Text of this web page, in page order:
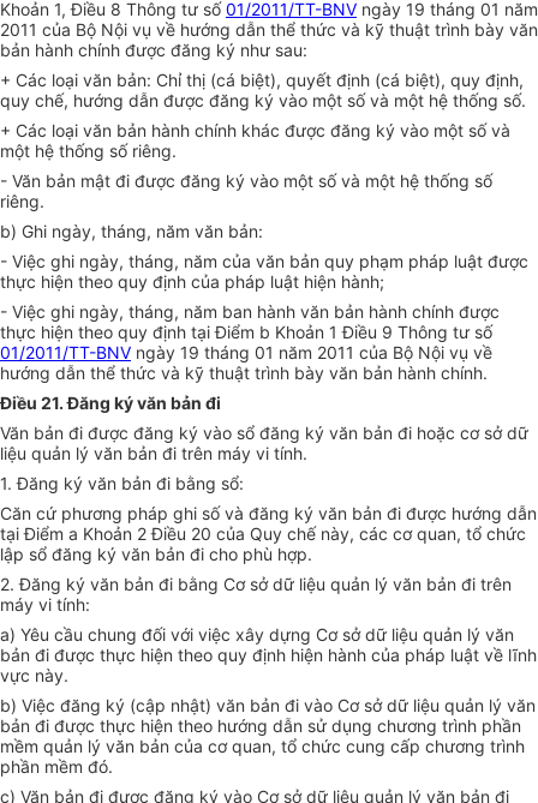
Khoản 1, Điều 8 Thông tư số01/2011/TT-BNV ngày 19 tháng 01 năm
2011 của Bộ Nội vụ về hướng dẫn thể thức và kỹ thuật trình bày văn
bản hành chính được đăng ký như sau:
+ Các loại văn bản: Chỉ thị (cá biệt), quyết định (cá biệt), quy định,
quy chế, hướng dẫn được đăng ký vào một sốvà một hệ thống số.
+ Các loại văn bản hành chính khác được đăng ký vào một sốvà
một hệ thống số riêng.
- Văn bản mật đi được đăng ký vào một số và một hệ thống số
riêng.
b) Ghi ngày, tháng, năm văn bản:
- Việc ghi ngày, tháng, năm của văn bản quy phạm pháp luật được
thực hiện theo quy định của pháp luật hiện hành;
- Việc ghi ngày, tháng, năm ban hành văn bản hành chính được
thực hiện theo quy định tại Điểm b Khoản 1 Điều 9 Thông tư số
01/2011/TT-BNV ngày 19 tháng 01 năm 2011 của Bộ Nội vụ về
hướng dẫn thể thức và kỹ thuật trình bày văn bản hành chính.
Điều 21. Đăng ký văn bản đi
Văn bản đi được đăng ký vào sổ đăng ký văn bản đi hoặc cơ sở dữ
liệu quản lý văn bản đi trên máy vi tính.
1.Đăng ký văn bản đi bằng sổ:
Căn cứ phương pháp ghi số và đăng ký văn bản đi được hướng dẫn
tại Điểm a Khoản 2 Điều 20 của Quy chế này, các cơ quan, tổ chức
lập sổ đăng ký văn bản đi cho phù hợp.
2.Đăng ký văn bản đi bằng Cơ sở dữ liệu quản lý văn bản đi trên
máy vi tính:
a) Yêu cầu chung đối với việc xây dựng Cơ sở dữ liệu quản lý văn
bản đi được thực hiện theo quy định hiện hành của pháp luật về lĩnh
vực này.
b) Việc đăng ký (cập nhật) văn bản đi vào Cơ sở dữ liệu quản lý văn
bản đi được thực hiện theo hướng dẫn sử dụng chương trình phần
mềm quản lý văn bản của cơ quan, tổ chức cung cấp chương trình
phần mềm đó.
c) Văn bản đi được đăng ký vào Cơ sởdữ liệu quản lý văn bản đi